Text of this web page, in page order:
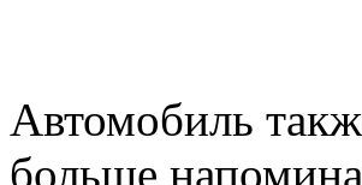
Автомобиль
больше